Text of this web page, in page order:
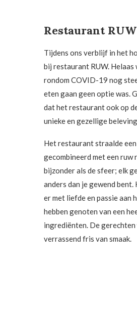
Restaurant RUW
Tijdens ons verblijf in het
bij restaurant RUW. Helaas
rondom COVID-19 nog
eten gaan geen optie was.
dat het restaurant ook op
unieke en gezellige
Het restaurant straalde
gecombineerd met een ruw
bijzonder als de sfeer; elk
anders dan je gewend
er met liefde en passie aan
hebben genoten van een
ingrediënten. De
verrassend fris van smaak.